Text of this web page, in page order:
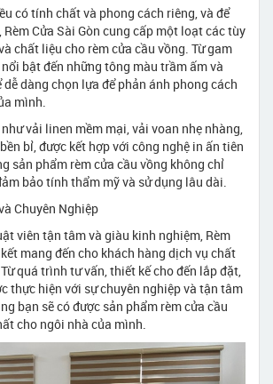
có tính chất và phong cách riêng, và để
Rèm Cửa Sài Gòn cung cấp một loạt các tùy
chất liệu cho rèm cửa cầu vồng. Từ gam
bật đến những tông màu trầm ấm và
dàng chọn lựa để phản ánh phong cách
mình.
vải linen mềm mại, vải voan nhẹ nhàng,
bỉ, được kết hợp với công nghệ in ấn tiên
sản phẩm rèm cửa cầu vồng không chỉ
bảo tính thẩm mỹ và sử dụng lâu dài.
Chuyên Nghiệp
viên tận tâm và giàu kinh nghiệm, Rèm
mang đến cho khách hàng dịch vụ chất
quá trình tư vấn, thiết kế cho đến lắp đặt,
thực hiện với sự chuyên nghiệp và tận tâm
bạn sẽ có được sản phẩm rèm cửa cầu
cho ngôi nhà của mình.